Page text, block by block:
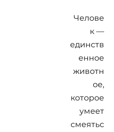
Челове
к —
единств
енное
животн
ое,
которое
умеет
смеятьс